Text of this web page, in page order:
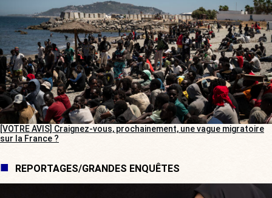
[VOTRE AVIS] Craignez-vous, prochainement, une vague migratoire
sur la France ?
REPORTAGES/GRANDES ENQUÊTES